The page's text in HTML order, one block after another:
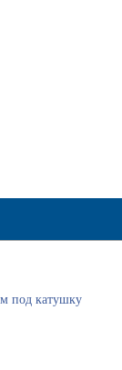
под катушку